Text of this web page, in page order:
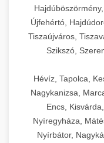
Újfehértó,
Tiszaújváros,
Szikszó,
Hévíz, Tapolca,
Nagykanizsa,
Encs,
Nyíregyháza,
Nyírbátor,